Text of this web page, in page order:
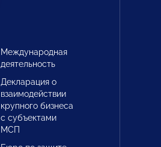
Международная
деятельность
Декларация о
взаимодействии
крупного бизнеса
с субъектами
МСП